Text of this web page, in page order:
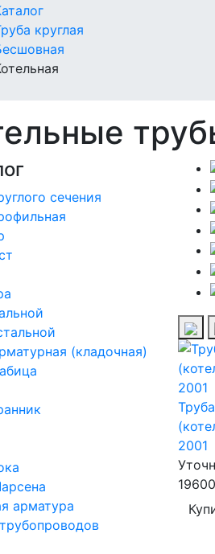
круглая
2001
сечения
(кладочная)
арматура